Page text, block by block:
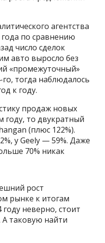
агентства
года по сравнению
число сделок
авто выросло без
«промежуточный»
тогда наблюдалось
к году.
продаж новых
году, то двукратный
(плюс 122%).
у Geely — 59%. Даже
70% никак
рост
рынке к итогам
неверно, стоит
А таковую найти